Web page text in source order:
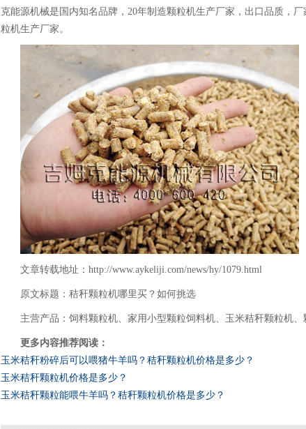
克能源机械是国内知名品牌，20年制造颗粒机生产厂家，出口品质，
粒机生产厂家。
文章转载地址：http://www.aykeliji.com/news/hy/1079.html
原文标题：秸秆颗粒机哪里买？如何挑选
主营产品：饲料颗粒机、家用小型颗粒饲料机、玉米秸秆颗粒机
更多内容推荐阅读：
玉米秸秆粉碎后可以喂猪牛羊吗？秸秆颗粒机价格是多少？
玉米秸秆颗粒机价格是多少？
玉米秸秆颗粒能喂牛羊吗？秸秆颗粒机价格是多少？